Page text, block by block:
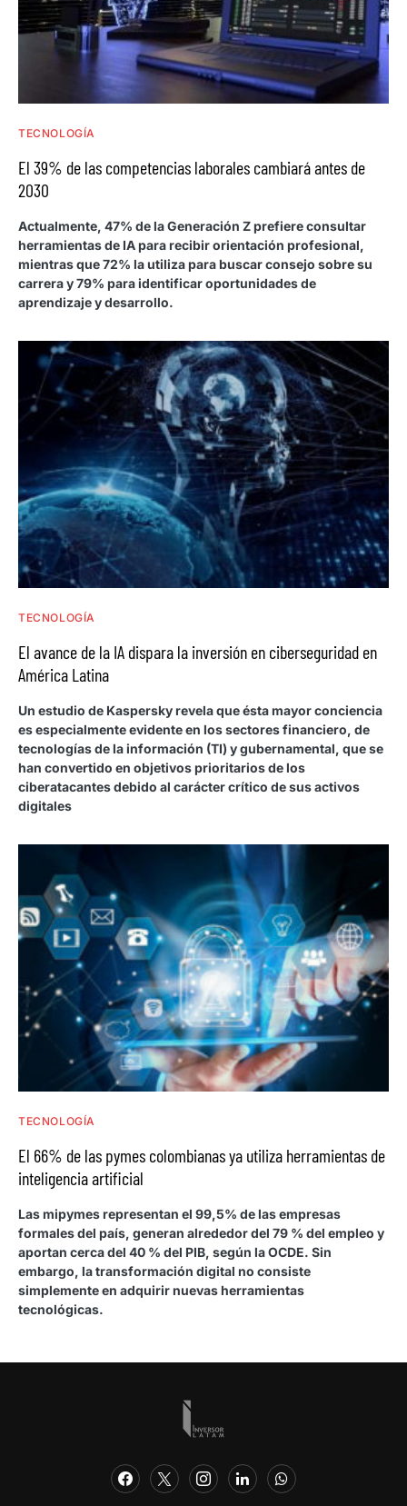
TECNOLOGÍA
El 39% de las competencias laborales cambiará antes de
2030
Actualmente, 47% de la Generación Z prefiere consultar
herramientas de IA para recibir orientación profesional,
mientras que 72% la utiliza para buscar consejo sobre su
carrera y 79% para identificar oportunidades de
aprendizaje y desarrollo.
TECNOLOGÍA
El avance de la IA dispara la inversión en ciberseguridad en
América Latina
Un estudio de Kaspersky revela que ésta mayor conciencia
es especialmente evidente en los sectores financiero, de
tecnologías de la información (TI) y gubernamental, que se
han convertido en objetivos prioritarios de los
ciberatacantes debido al carácter crítico de sus activos
digitales
TECNOLOGÍA
El 66% de las pymes colombianas ya utiliza herramientas de
inteligencia artificial
Las mipymes representan el 99,5% de las empresas
formales del país, generan alrededor del 79 % del empleo y
aportan cerca del 40 % del PIB, según la OCDE. Sin
embargo, la transformación digital no consiste
simplemente en adquirir nuevas herramientas
tecnológicas.